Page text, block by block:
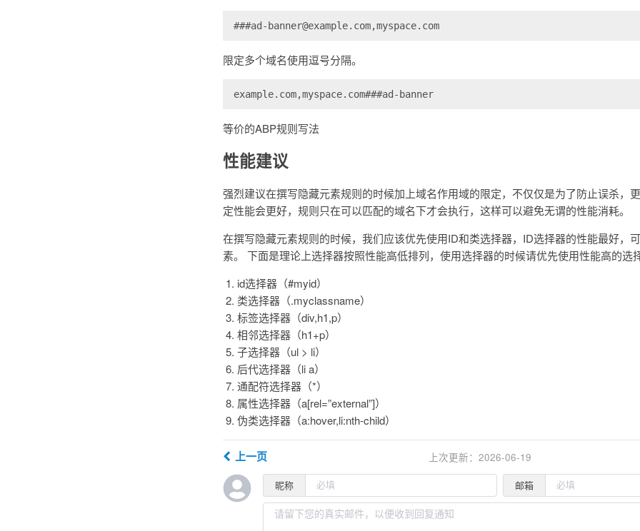
###ad-banner@example.com,myspace.com
限定多个域名使用逗号分隔。
example.com,myspace.com###ad-banner
等价的ABP规则写法
性能建议
强烈建议在撰写隐藏元素规则的时候加上域名作用域的限定，不仅仅是为了防止误杀，
定性能会更好，规则只在可以匹配的域名下才会执行，这样可以避免无谓的性能消耗。
在撰写隐藏元素规则的时候，我们应该优先使用ID和类选择器，ID选择器的性能最好，
素。 下面是理论上选择器按照性能高低排列，使用选择器的时候请优先使用性能高的选择
id选择器（#myid）
类选择器（.myclassname）
标签选择器（div,h1,p）
相邻选择器（h1+p）
子选择器（ul > li）
后代选择器（li a）
通配符选择器（*）
属性选择器（a[rel=”external”]）
伪类选择器（a:hover,li:nth-child）
上次更新：2026-06-19
上一页
昵称 邮箱